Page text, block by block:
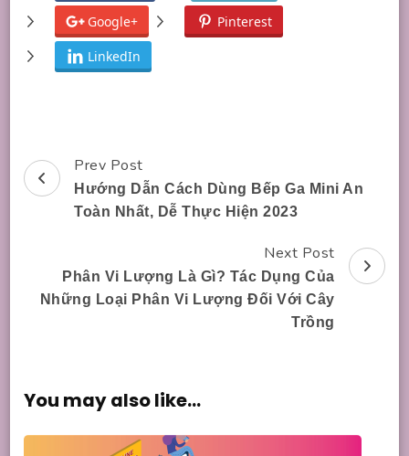
Google+ Pinterest
LinkedIn
Post
Navigation
Prev Post
Hướng Dẫn Cách Dùng Bếp Ga Mini An
Toàn Nhất, Dễ Thực Hiện 2023
Next Post
Phân Vi Lượng Là Gì? Tác Dụng Của
Những Loại Phân Vi Lượng Đối Với Cây
Trồng
You may also like...